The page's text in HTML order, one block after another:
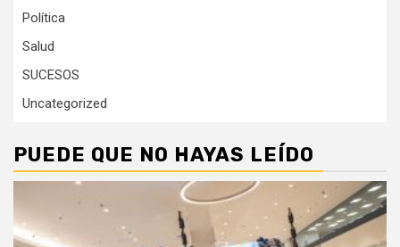
Política
Salud
SUCESOS
Uncategorized
PUEDE QUE NO HAYAS LEÍDO